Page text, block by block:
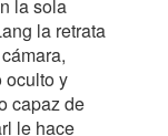
la sola
la retrata
oculto y
capaz de
le hace